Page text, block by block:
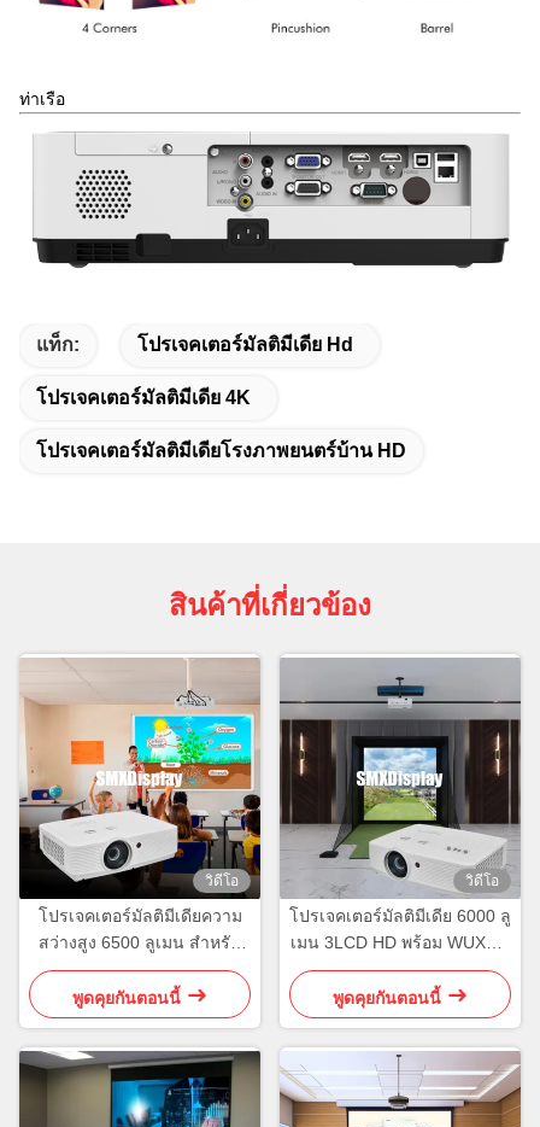
ท่าเรือ
แท็ก: โปรเจคเตอร์มัลติมีเดีย Hd
โปรเจคเตอร์มัลติมีเดีย 4K
โปรเจคเตอร์มัลติมีเดียโรงภาพยนตร์บ้าน HD
สินค้าที่เกี่ยวข้อง
วิดีโอ
โปรเจคเตอร์มัลติมีเดียความ
สว่างสูง 6500 ลูเมน สําหรับ
ห้องเรียน
พูดคุยกันตอนนี้
วิดีโอ
โปรเจคเตอร์มัลติมีเดีย 6000 ลู
เมน 3LCD HD พร้อม WUXGA
สําหรับการฉายการจําลอง
กอล์ฟ
พูดคุยกันตอนนี้